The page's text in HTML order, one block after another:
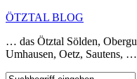
ÖTZTAL BLOG
… das Ötztal Sölden,
Umhausen, Oetz, Sautens, …